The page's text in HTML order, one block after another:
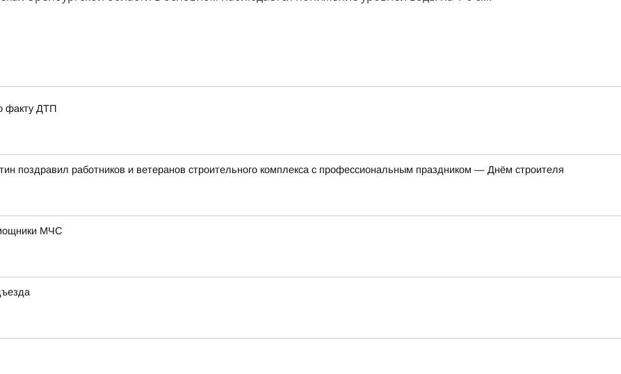
факту ДТП
поздравил работников и ветеранов строительного комплекса с профессиональным праздником — Днём строителя
МЧС